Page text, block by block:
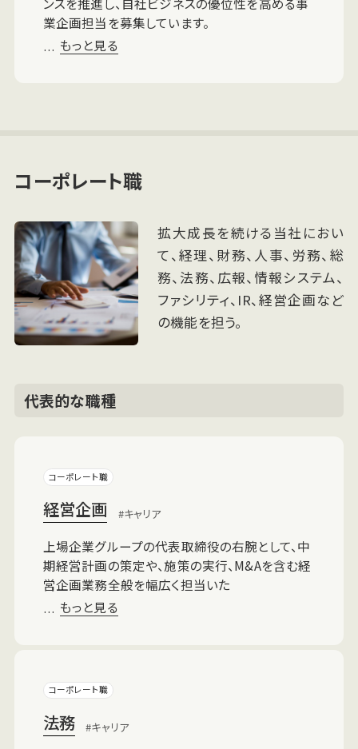
業企画担当を募集しています。
… もっと見る
コーポレート職
拡大成長を続ける当社におい
て、経理、財務、人事、労務、総
務、法務、広報、情報システム、
ファシリティ、IR、経営企画など
の機能を担う。
代表的な職種
コーポレート職
経営企画 キャリア
上場企業グループの代表取締役の右腕として、中
期経営計画の策定や、施策の実行、M&Aを含む経
営企画業務全般を幅広く担当いた
… もっと見る
コーポレート職
法務 キャリア